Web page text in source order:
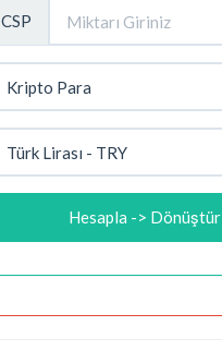
CSP
Hesapla -> Dönüştür